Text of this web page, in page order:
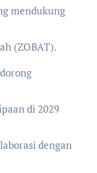
mendukung
(ZOBAT).
di 2029
dengan